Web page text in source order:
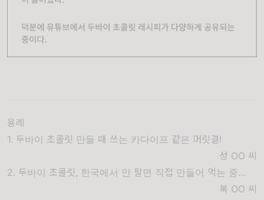
용례
1. 두바이 초콜릿 만들 때 쓰는 카다이프 같은 머릿결!
성 OO 씨
2. 두바이 초콜릿, 한국에서 안 팔면 직접 만들어 먹는 중…
복 OO 씨